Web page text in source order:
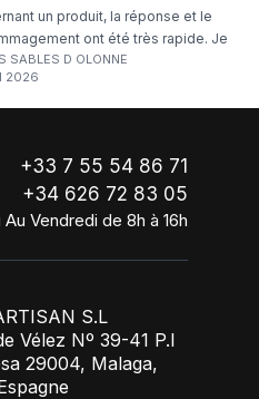
un produit, la réponse et le
ont été très rapide. Je
à commander chez WA Artisan
SABLES D OLONNE
2026
+33 7 55 54 86 71
+34 626 72 83 05
Au Vendredi de 8h à 16h
S.L
Vélez Nº 39-41 P.I
29004, Malaga,